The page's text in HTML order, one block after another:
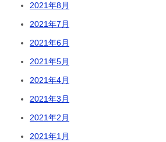
2021年8月
2021年7月
2021年6月
2021年5月
2021年4月
2021年3月
2021年2月
2021年1月